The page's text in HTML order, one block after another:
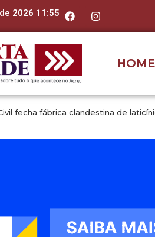
2026 11:55
HOME
fecha fábrica clandestina de